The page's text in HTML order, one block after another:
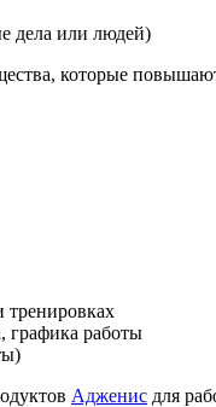
дела или людей)
которые
графика работы
Адженис для